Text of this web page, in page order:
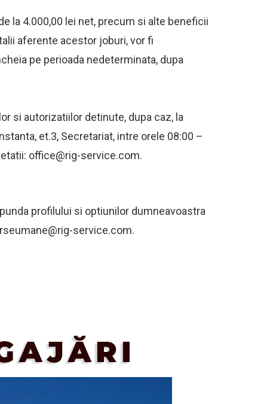
la 4.000,00 lei net, precum si alte beneficii
aferente acestor joburi, vor fi
pe perioada nedeterminata, dupa
si autorizatiilor detinute, dupa caz, la
et.3, Secretariat, intre orele 08:00 –
office@rig-service.com.
profilului si optiunilor dumneavoastra
service.com.